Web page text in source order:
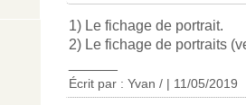
1) Le fichage de portrait.
2) Le fichage de portraits
Écrit par : Yvan / | 11/05/2019